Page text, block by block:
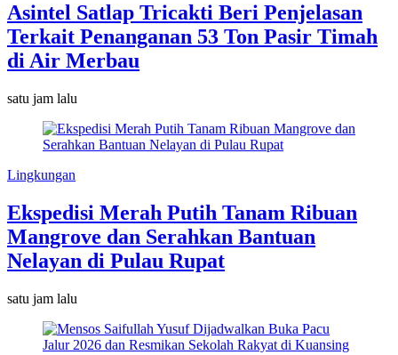
Asintel Satlap Tricakti Beri Penjelasan
Terkait Penanganan 53 Ton Pasir Timah
di Air Merbau
satu jam lalu
Lingkungan
Ekspedisi Merah Putih Tanam Ribuan
Mangrove dan Serahkan Bantuan
Nelayan di Pulau Rupat
satu jam lalu